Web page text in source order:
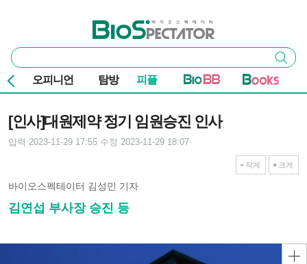
바이오스펙테이터
통
합
검
색
검색
오피니언 탐방 피플
[인사]대원제약 정기 임원승진 인사
입력 2023-11-29 17:55 수정 2023-11-29 18:07
작게 크게
바이오스펙테이터 김성민 기자
김연섭 부사장 승진 등